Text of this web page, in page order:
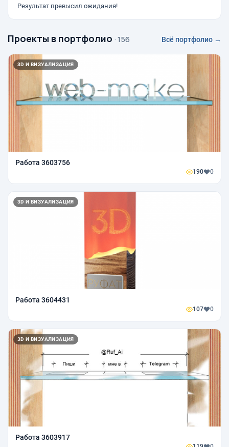
Результат превысил ожидания!
Проекты в портфолио · 156 Всё портфолио →
3D И ВИЗУАЛИЗАЦИЯ
Работа 3603756
190 0
3D И ВИЗУАЛИЗАЦИЯ
Работа 3604431
107 0
3D И ВИЗУАЛИЗАЦИЯ
Работа 3603917